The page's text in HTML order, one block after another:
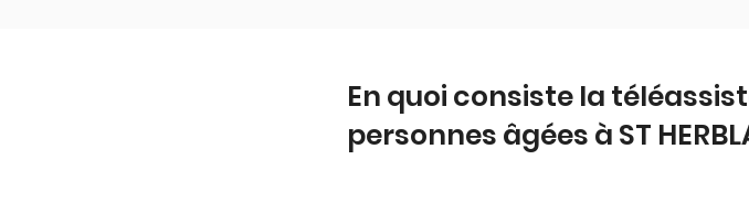
En quoi consiste la
personnes âgées à ST